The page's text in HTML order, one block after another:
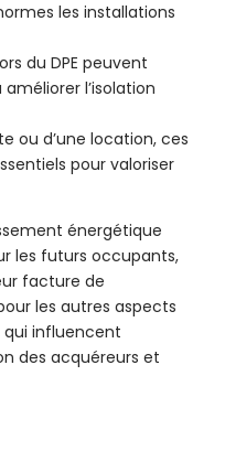
les installations
du DPE peuvent
l’isolation
ou d’une location, ces
pour valoriser
énergétique
les futurs occupants,
facture de
les autres aspects
influencent
des acquéreurs et